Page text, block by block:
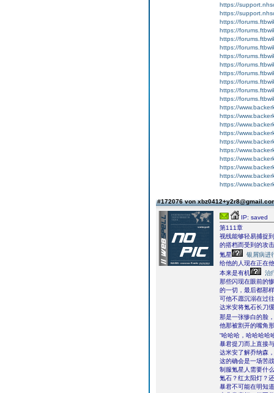
https://
https://
https://
https://
https://
https://
https://
https://
https://
https://
https://
https://
https://
https://
https://
https://
https://
https://
https://
https://
https://
https://
#172076 von
IP: saved
第111章
视线能够轻易捕捉
的搭档而受到的攻
氪星
银屑病进
给他的人现在正在
本来是有机
治
那些闪现在眼前的
的一切，最后都那
可他不愿沉溺在过
达米安将氪石长刀
那是一张惨白的脸
他那被割开的嘴角
“哈哈哈，哈哈哈
暴君提刀而上直接
达米安了解乔纳森
这的确会是一场苦
制服氪星人需要什
氪石？红太阳灯？
暴君不可能在明知